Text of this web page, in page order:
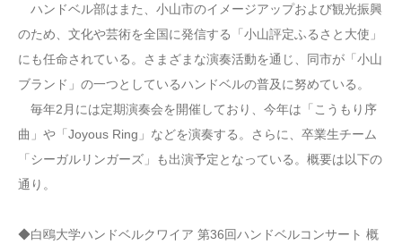
ハンドベル部はまた、小山市のイメージアップおよび観光振興
のため、文化や芸術を全国に発信する「小山評定ふるさと大使」
にも任命されている。さまざまな演奏活動を通じ、同市が「小山
ブランド」の一つとしているハンドベルの普及に努めている。
毎年2月には定期演奏会を開催しており、今年は「こうもり序
曲」や「Joyous Ring」などを演奏する。さらに、卒業生チーム
「シーガルリンガーズ」も出演予定となっている。概要は以下の
通り。
◆白鴎大学ハンドベルクワイア 第36回ハンドベルコンサート 概